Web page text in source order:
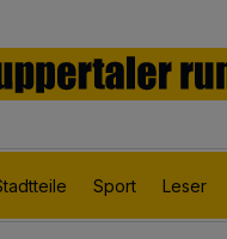
Sport Leser